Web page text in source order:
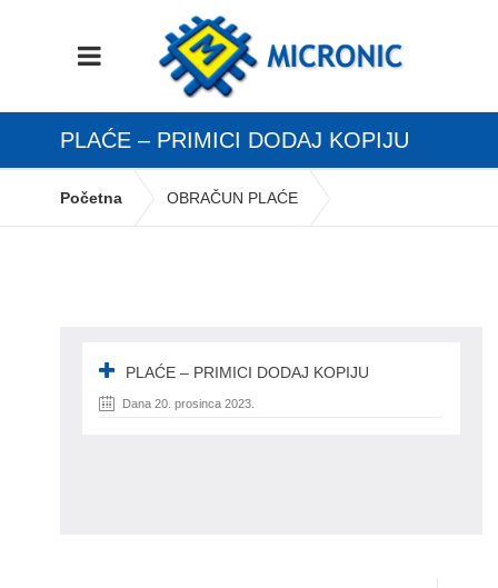
PLAĆE – PRIMICI DODAJ KOPIJU
Početna OBRAČUN PLAĆE
PLAĆE – PRIMICI DODAJ KOPIJU
Dana 20. prosinca 2023.